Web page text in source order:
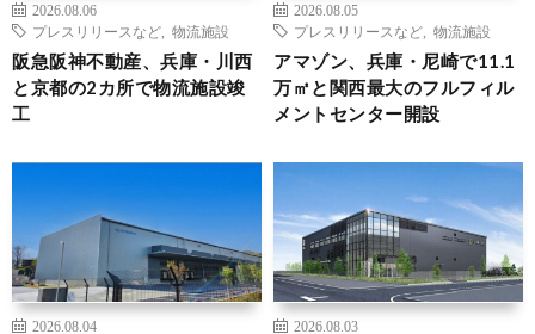
2026.08.06
プレスリリースなど
物流施設
阪急阪神不動産、兵庫・川西
と京都の2カ所で物流施設竣
工
2026.08.05
プレスリリースなど
物流施設
アマゾン、兵庫・尼崎で11.1
万㎡と関西最大のフルフィル
メントセンター開設
2026.08.04
2026.08.03